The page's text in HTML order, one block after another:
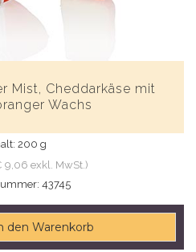
Mist, Cheddarkäse mit
Wachs
200 g
9,06 exkl. MwSt.)
43745
den Warenkorb